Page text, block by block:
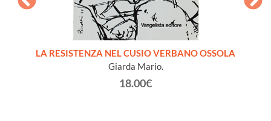
LA RESISTENZA NEL CUSIO VERBANO OSSOLA
Giarda Mario.
18.00€